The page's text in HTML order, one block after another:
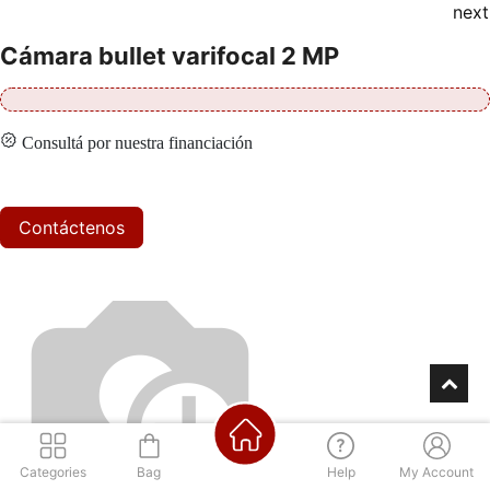
next
Cámara bullet varifocal 2 MP
Consultá por nuestra financiación
Contáctenos
Categories Bag Help My Account